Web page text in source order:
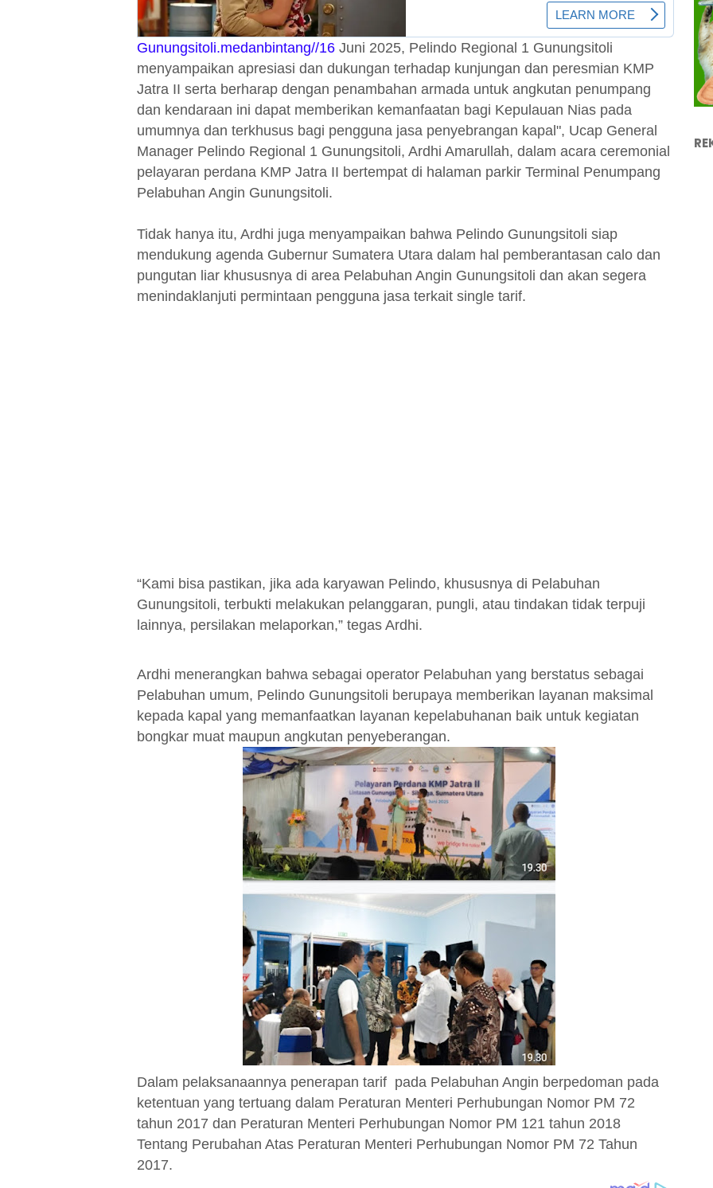
Gunungsitoli.medanbintang//16 Juni 2025, Pelindo Regional 1 Gunungsitoli
menyampaikan apresiasi dan dukungan terhadap kunjungan dan peresmian KMP
Jatra II serta berharap dengan penambahan armada untuk angkutan penumpang
dan kendaraan ini dapat memberikan kemanfaatan bagi Kepulauan Nias pada
umumnya dan terkhusus bagi pengguna jasa penyebrangan kapal", Ucap General
Manager Pelindo Regional 1 Gunungsitoli, Ardhi Amarullah, dalam acara ceremonial
pelayaran perdana KMP Jatra II bertempat di halaman parkir Terminal Penumpang
Pelabuhan Angin Gunungsitoli.
Tidak hanya itu, Ardhi juga menyampaikan bahwa Pelindo Gunungsitoli siap
mendukung agenda Gubernur Sumatera Utara dalam hal pemberantasan calo dan
pungutan liar khususnya di area Pelabuhan Angin Gunungsitoli dan akan segera
menindaklanjuti permintaan pengguna jasa terkait single tarif.
“Kami bisa pastikan, jika ada karyawan Pelindo, khususnya di Pelabuhan
Gunungsitoli, terbukti melakukan pelanggaran, pungli, atau tindakan tidak terpuji
lainnya, persilakan melaporkan,” tegas Ardhi.
Ardhi menerangkan bahwa sebagai operator Pelabuhan yang berstatus sebagai
Pelabuhan umum, Pelindo Gunungsitoli berupaya memberikan layanan maksimal
kepada kapal yang memanfaatkan layanan kepelabuhanan baik untuk kegiatan
bongkar muat maupun angkutan penyeberangan.
Dalam pelaksanaannya penerapan tarif pada Pelabuhan Angin berpedoman pada
ketentuan yang tertuang dalam Peraturan Menteri Perhubungan Nomor PM 72
tahun 2017 dan Peraturan Menteri Perhubungan Nomor PM 121 tahun 2018
Tentang Perubahan Atas Peraturan Menteri Perhubungan Nomor PM 72 Tahun
2017.